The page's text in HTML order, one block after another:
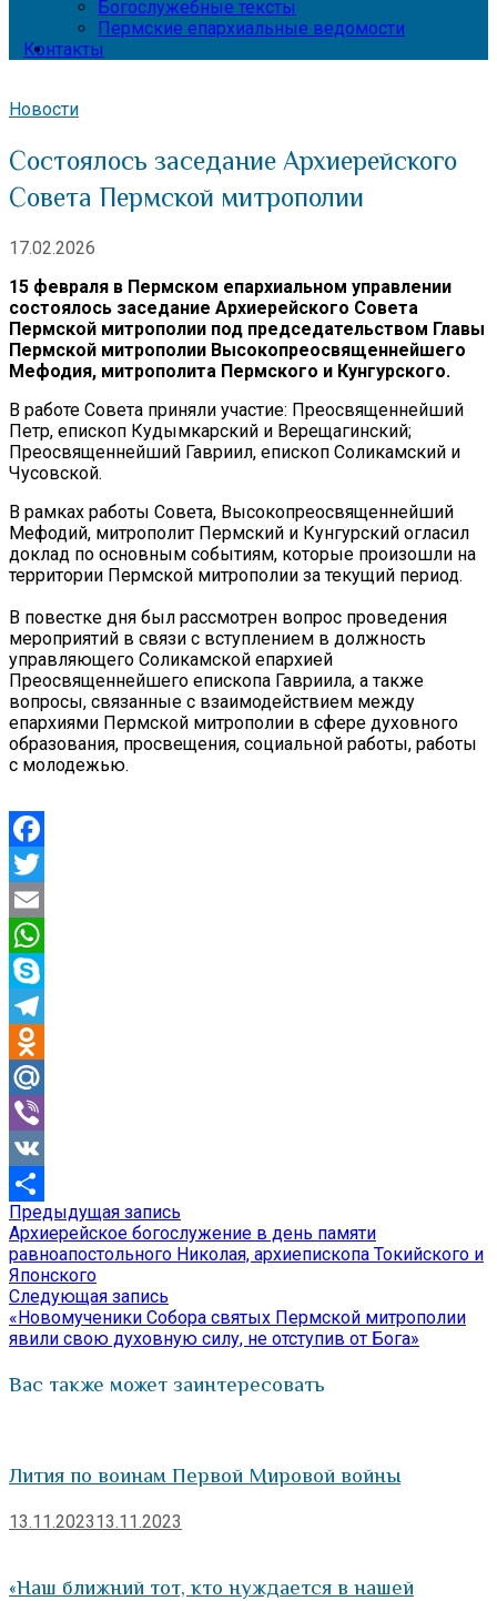
Богослужебные тексты
Пермские епархиальные ведомости
Контакты
Новости
Состоялось заседание Архиерейского
Совета Пермской митрополии
17.02.2026
15 февраля в Пермском епархиальном управлении
состоялось заседание Архиерейского Совета
Пермской митрополии под председательством Главы
Пермской митрополии Высокопреосвященнейшего
Мефодия, митрополита Пермского и Кунгурского.
В работе Совета приняли участие: Преосвященнейший
Петр, епископ Кудымкарский и Верещагинский;
Преосвященнейший Гавриил, епископ Соликамский и
Чусовской.
В рамках работы Совета, Высокопреосвященнейший
Мефодий, митрополит Пермский и Кунгурский огласил
доклад по основным событиям, которые произошли на
территории Пермской митрополии за текущий период.
В повестке дня был рассмотрен вопрос проведения
мероприятий в связи с вступлением в должность
управляющего Соликамской епархией
Преосвященнейшего епископа Гавриила, а также
вопросы, связанные с взаимодействием между
епархиями Пермской митрополии в сфере духовного
образования, просвещения, социальной работы, работы
с молодежью.
Facebook
Twitter
Email
WhatsApp
Skype
Telegram
Odnoklassniki
Mail.Ru
Viber
VK
Отправить
Навигация
по
записям
Предыдущая запись
запись:
Архиерейское богослужение в день памяти
равноапостольного Николая, архиепископа Токийского и
Японского
Следующая запись
запись:
«Новомученики Собора святых Пермской митрополии
явили свою духовную силу, не отступив от Бога»
Вас также может заинтересовать
Лития по воинам Первой Мировой войны
13.11.202313.11.2023
«Наш ближний тот, кто нуждается в нашей